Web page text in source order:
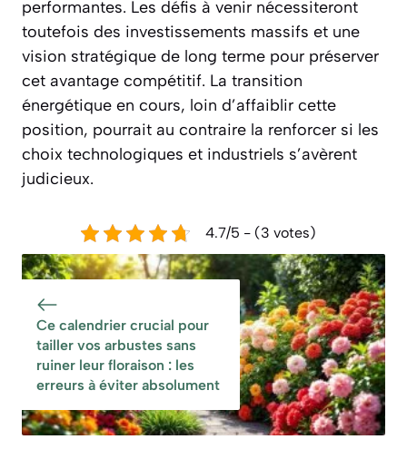
performantes. Les défis à venir nécessiteront
toutefois des investissements massifs et une
vision stratégique de long terme pour préserver
cet avantage compétitif. La transition
énergétique en cours, loin d’affaiblir cette
position, pourrait au contraire la renforcer si les
choix technologiques et industriels s’avèrent
judicieux.
4.7/5 - (3 votes)
Ce calendrier crucial pour
tailler vos arbustes sans
ruiner leur floraison : les
erreurs à éviter absolument